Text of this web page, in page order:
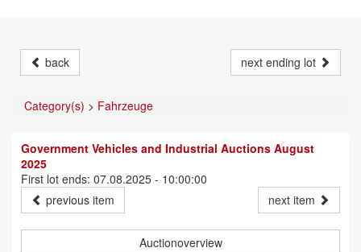
back next ending lot
Category(s) > Fahrzeuge
Government Vehicles and Industrial Auctions August
2025
First lot ends: 07.08.2025 - 10:00:00
previous item
next item
Auctionoverview